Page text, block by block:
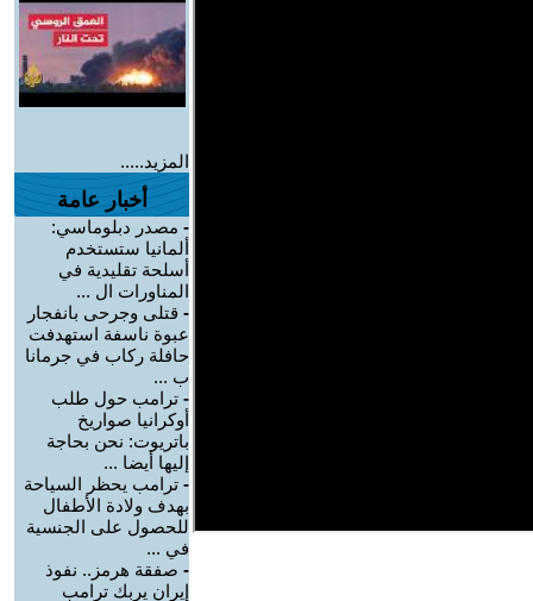
المزيد.....
أخبار عامة
- مصدر دبلوماسي:
ألمانيا ستستخدم
أسلحة تقليدية في
المناورات ال ...
- قتلى وجرحى بانفجار
عبوة ناسفة استهدفت
حافلة ركاب في جرمانا
ب ...
- ترامب حول طلب
أوكرانيا صواريخ
باتريوت: نحن بحاجة
إليها أيضا ...
- ترامب يحظر السياحة
بهدف ولادة الأطفال
للحصول على الجنسية
في ...
- صفقة هرمز.. نفوذ
إيران يربك ترامب